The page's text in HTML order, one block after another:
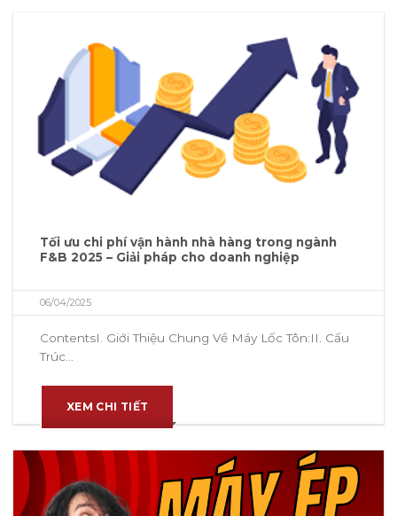
Tối ưu chi phí vận hành nhà hàng trong ngành
F&B 2025 – Giải pháp cho doanh nghiệp
06/04/2025
ContentsI. Giới Thiệu Chung Về Máy Lốc Tôn:II. Cấu
Trúc...
XEM CHI TIẾT